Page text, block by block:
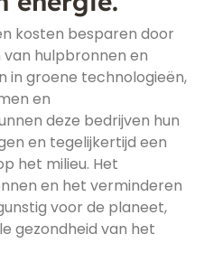
kosten besparen door
hulpbronnen en
in groene technologieën,
en
deze bedrijven hun
en tegelijkertijd een
het milieu. Het
en het verminderen
voor de planeet,
gezondheid van het